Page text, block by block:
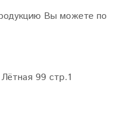
Вы можете по
99 стр.1